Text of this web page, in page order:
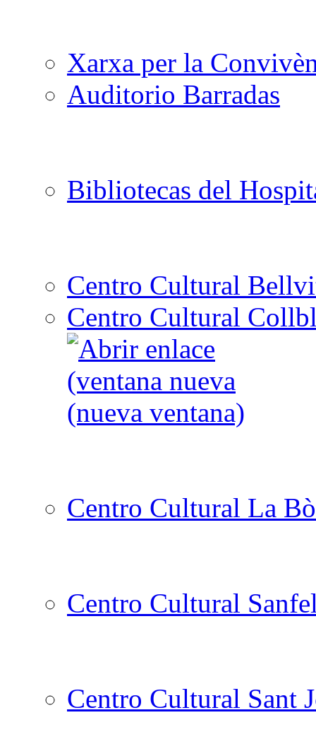
Xarxa per la
Auditorio Barradas
Bibliotecas del
Centro Cultural
Centro Cultural
Centro Cultural La
Centro Cultural
Centro Cultural Sant